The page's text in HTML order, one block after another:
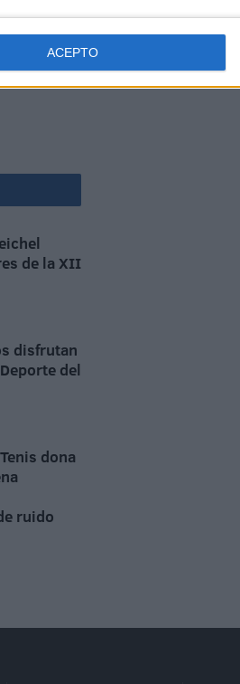
ACEPTO
de
Jueza
del tenis
de la XII
disfrutan
del
dona
ruido